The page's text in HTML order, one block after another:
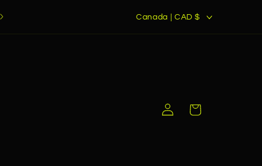
Livraison bientôt disponible dans les pays membres de
l'Union Européenne
P
Canada | CAD $
ConnexionPanier